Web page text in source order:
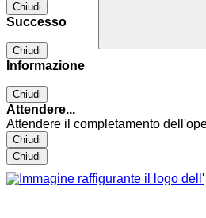
Chiudi
Successo
Chiudi
Informazione
Chiudi
Attendere...
Attendere il completamento
Chiudi
Chiudi